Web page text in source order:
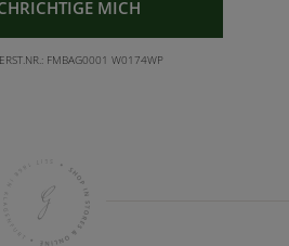
MICH
FMBAG0001 W0174WP